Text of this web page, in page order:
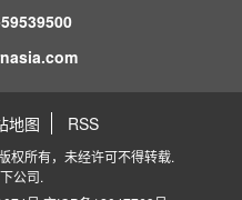
地图 RSS
权所有，未经许可不得转载.
公司.